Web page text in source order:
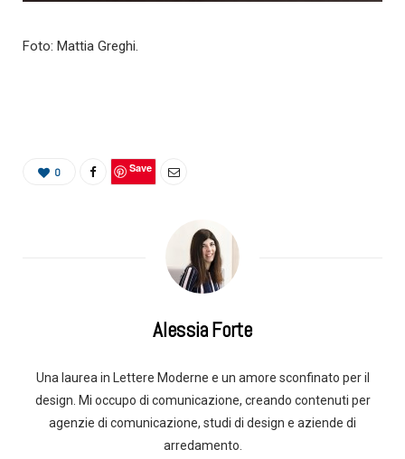
Foto: Mattia Greghi.
0 Save
Alessia Forte
Una laurea in Lettere Moderne e un amore sconfinato per il
design. Mi occupo di comunicazione, creando contenuti per
agenzie di comunicazione, studi di design e aziende di
arredamento.